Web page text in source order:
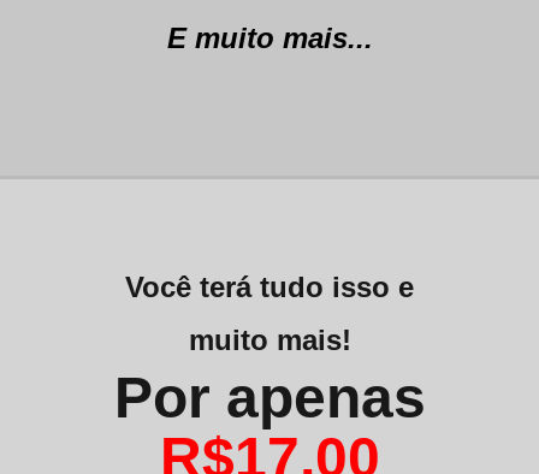
E muito mais...
Você terá tudo isso e
muito mais!
Por apenas
R$17,00